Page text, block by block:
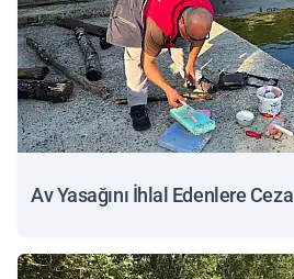
Av Yasağını İhlal Edenlere Ceza